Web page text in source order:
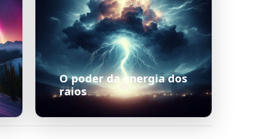
O poder da energia dos
raios